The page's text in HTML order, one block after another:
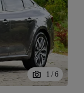
1 / 6